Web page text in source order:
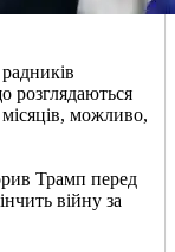
розглядаються
можливо,
Трамп перед
війну за